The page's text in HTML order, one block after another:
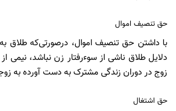
حق تنصیف اموال
با داشتن حق تنصیف اموال، درصورتی‌که طلاق
دلایل طلاق ناشی از سوءرفتار زن نباشد، نیمی
زوج در دوران زندگی مشترک به دست آورده به
حق اشتغال